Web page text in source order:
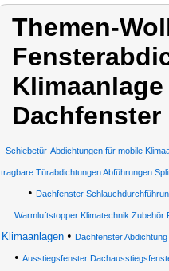
Themen-
Schiebetür-Abdichtungen für mobile
tragbare Türabdichtungen Abführungen
• Dachfenster
Warmluftstopper Klimatechnik
Klimaanlagen• Dachfenster Abdichtung
• Ausstiegsfenster